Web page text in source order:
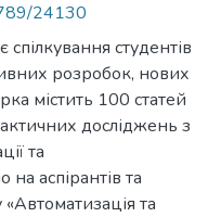
24130
студентів
розробок, нових
містить 100 статей
досліджень з
та
аспірантів та
та